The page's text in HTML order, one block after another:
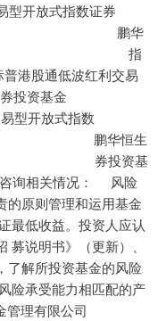
式指数证券
鹏华
型开放式 指
通低波红利交易
基金
放式指数
华恒生
数证 券投资基
询相关情况： 风险
的原则管理和运用基金
最低收益。投资人应认
说明书》（更新）、
了解所投资基金的风险
险承受能力相匹配的产
有限公司